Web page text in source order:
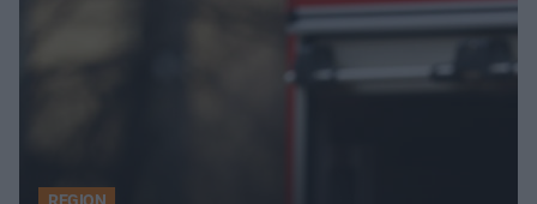
REGION